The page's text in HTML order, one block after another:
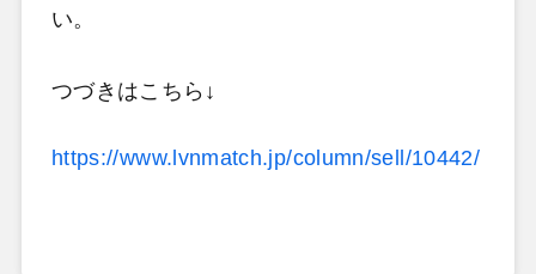
い。
つづきはこちら↓
https://www.lvnmatch.jp/column/sell/10442/